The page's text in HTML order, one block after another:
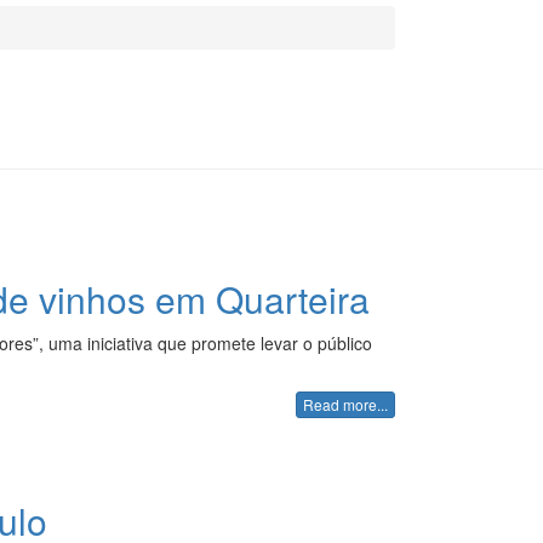
vinhos em Quarteira
uma iniciativa que promete levar o público
Read more...